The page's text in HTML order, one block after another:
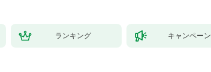
ランキング キャンペーン